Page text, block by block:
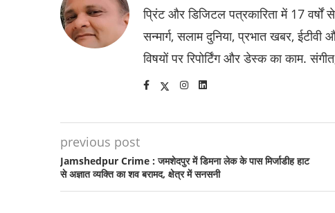
प्रिंट और डिजिटल पत्रकारिता में 17
सन्मार्ग, सलाम दुनिया, प्रभात खबर,
विषयों पर रिपोर्टिंग और डेस्क का काम.
previous post
Jamshedpur Crime : जमशेदपुर में डिमना लेक के पास मिर्जाडीह हाट
से अज्ञात व्यक्ति का शव बरामद, क्षेत्र में सनसनी